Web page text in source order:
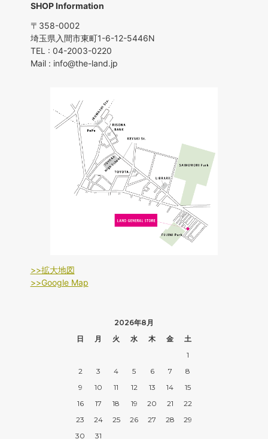
SHOP Information
〒358-0002
埼玉県入間市東町1-6-12-5446N
TEL : 04-2003-0220
Mail : info@the-land.jp
>>拡大地図
>>Google Map
2026年8月
日
月 火 水 木 金
土
1
2
3 4 5 6 7
8
9
10 11 12 13 14
15
16
17 18 19 20 21
22
23
24 25 26 27 28
29
30
31